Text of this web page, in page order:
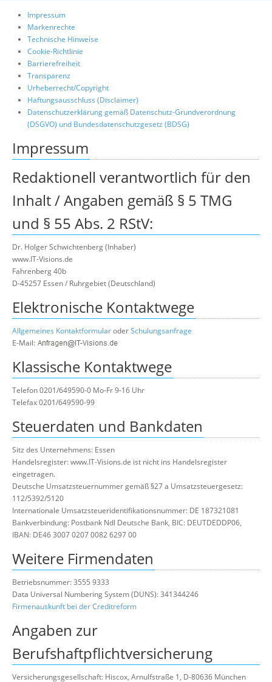
Impressum
Markenrechte
Technische Hinweise
Cookie-Richtlinie
Barrierefreiheit
Transparenz
Urheberrecht/Copyright
Haftungsausschluss (Disclaimer)
Datenschutzerklärung gemäß Datenschutz-Grundverordnung
(DSGVO) und Bundesdatenschutzgesetz (BDSG)
Impressum
Redaktionell verantwortlich für den
Inhalt / Angaben gemäß § 5 TMG
und § 55 Abs. 2 RStV:
Dr. Holger Schwichtenberg (Inhaber)
www.IT-Visions.de
Fahrenberg 40b
D-45257 Essen / Ruhrgebiet (Deutschland)
Elektronische Kontaktwege
Allgemeines KontaktformularoderSchulungsanfrage
E-Mail:
Klassische Kontaktwege
Telefon 0201/649590-0 Mo-Fr 9-16 Uhr
Telefax 0201/649590-99
Steuerdaten und Bankdaten
Sitz des Unternehmens: Essen
Handelsregister: www.IT-Visions.de ist nicht ins Handelsregister
eingetragen.
Deutsche Umsatzsteuernummer gemäß §27 a Umsatzsteuergesetz:
112/5392/5120
Internationale Umsatzsteueridentifikationsnummer: DE 187321081
Bankverbindung: Postbank Ndl Deutsche Bank, BIC: DEUTDEDDP06,
IBAN: DE46 3007 0207 0082 6297 00
Weitere Firmendaten
Betriebsnummer: 3555 9333
Data Universal Numbering System (DUNS): 341344246
Firmenauskunft bei der Creditreform
Angaben zur
Berufshaftpflichtversicherung
Versicherungsgesellschaft: Hiscox, Arnulfstraße 1, D-80636 München